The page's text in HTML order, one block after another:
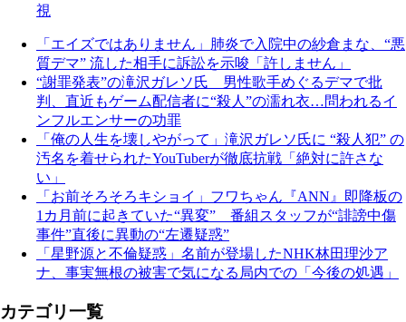
視
「エイズではありません」肺炎で入院中の紗倉まな、“悪
質デマ” 流した相手に訴訟を示唆「許しません」
“謝罪発表”の滝沢ガレソ氏 男性歌手めぐるデマで批
判、直近もゲーム配信者に“殺人”の濡れ衣…問われるイ
ンフルエンサーの功罪
「俺の人生を壊しやがって」滝沢ガレソ氏に “殺人犯” の
汚名を着せられたYouTuberが徹底抗戦「絶対に許さな
い」
「お前そろそろキショイ」フワちゃん『ANN』即降板の
1カ月前に起きていた“異変” 番組スタッフが“誹謗中傷
事件”直後に異動の“左遷疑惑”
「星野源と不倫疑惑」名前が登場したNHK林田理沙ア
ナ、事実無根の被害で気になる局内での「今後の処遇」
カテゴリ一覧